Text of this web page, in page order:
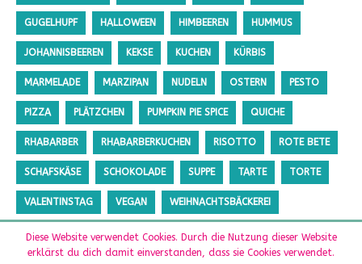
GUGELHUPF HALLOWEEN HIMBEEREN HUMMUS
JOHANNISBEEREN KEKSE KUCHEN KÜRBIS
MARMELADE MARZIPAN NUDELN OSTERN PESTO
PIZZA PLÄTZCHEN PUMPKIN PIE SPICE QUICHE
RHABARBER RHABARBERKUCHEN RISOTTO ROTE BETE
SCHAFSKÄSE SCHOKOLADE SUPPE TARTE TORTE
VALENTINSTAG VEGAN WEIHNACHTSBÄCKEREI
ZUCCHINI ZUCKERFREI
Diese Website verwendet Cookies. Durch die Nutzung dieser Website
erklärst du dich damit einverstanden, dass sie Cookies verwendet.